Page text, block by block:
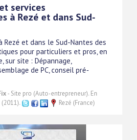
services
à Rezé et dans Sud-
Rezé et dans le Sud-Nantes des
pour particuliers et pros, en
sur site : Dépannage,
de PC, conseil pré-
- Site pro (Auto-entrepreneur). En
Rezé (France)